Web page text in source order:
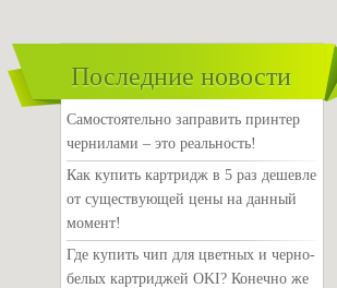
Последние новости
Самостоятельно заправить принтер
чернилами – это реальность!
Как купить картридж в 5 раз дешевле
от существующей цены на данный
момент!
Где купить чип для цветных и черно-
белых картриджей OKI? Конечно же